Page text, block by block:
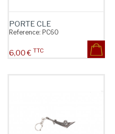
PORTE CLE
Reference: PC60
Prix
6,00 € TTC